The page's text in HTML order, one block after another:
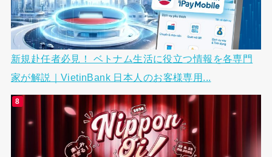
新規赴任者必見！ ベトナム生活に役立つ情報を各専門
家が解説｜VietinBank 日本人のお客様専用...